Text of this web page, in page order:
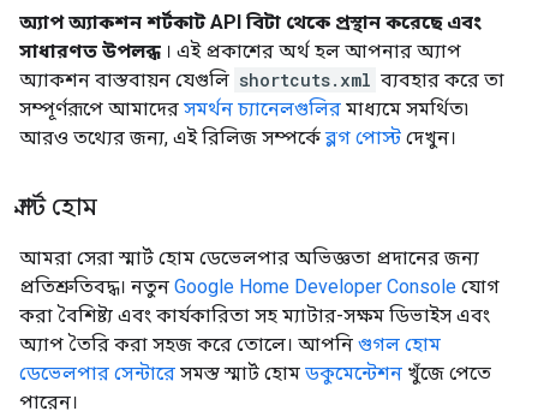
অ্যাপ অ্যাকশন শর্টকাট API বিটা থেকে প্রস্থান করেছে এবং
সাধারণত উপলব্ধ। এই প্রকাশের অর্থ হল আপনার অ্যাপ
অ্যাকশন বাস্তবায়ন যেগুলি shortcuts.xml ব্যবহার করে তা
সম্পূর্ণরূপে আমাদের সমর্থন চ্যানেলগুলির মাধ্যমে সমর্থিত৷
আরও তথ্যের জন্য, এই রিলিজ সম্পর্কেব্লগ পোস্ট দেখুন।
স্মার্ট হোম
আমরা সেরা স্মার্ট হোম ডেভেলপার অভিজ্ঞতা প্রদানের জন্য
প্রতিশ্রুতিবদ্ধ। নতুন Google Home Developer Console যোগ
করা বৈশিষ্ট্য এবং কার্যকারিতা সহ ম্যাটার-সক্ষম ডিভাইস এবং
অ্যাপ তৈরি করা সহজ করে তোলে। আপনি গুগল হোম
ডেভেলপার সেন্টারে সমস্ত স্মার্ট হোম ডকুমেন্টেশন খুঁজে পেতে
পারেন।